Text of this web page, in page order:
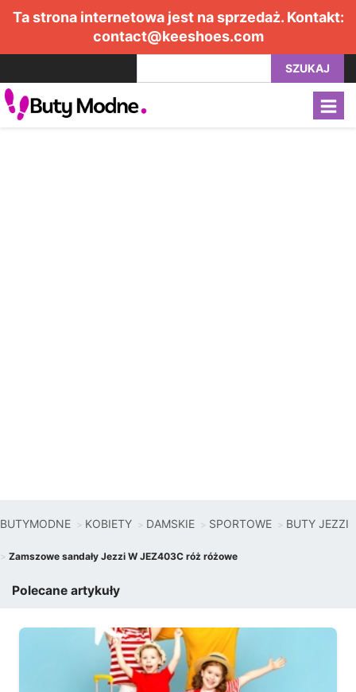
Ta strona internetowa jest na sprzedaż. Kontakt:
contact@keeshoes.com
SZUKAJ
BUTYMODNE KOBIETY DAMSKIE SPORTOWE BUTY JEZZI
Zamszowe sandały Jezzi W JEZ403C róż różowe
Polecane artykuły